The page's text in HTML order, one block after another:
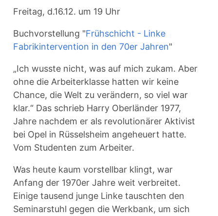
Freitag, d.16.12. um 19 Uhr
Buchvorstellung "Frühschicht - Linke
Fabrikintervention in den 70er Jahren"
„Ich wusste nicht, was auf mich zukam. Aber
ohne die Arbeiterklasse hatten wir keine
Chance, die Welt zu verändern, so viel war
klar.“ Das schrieb Harry Oberländer 1977,
Jahre nachdem er als revolutionärer Aktivist
bei Opel in Rüsselsheim angeheuert hatte.
Vom Studenten zum Arbeiter.
Was heute kaum vorstellbar klingt, war
Anfang der 1970er Jahre weit verbreitet.
Einige tausend junge Linke tauschten den
Seminarstuhl gegen die Werkbank, um sich